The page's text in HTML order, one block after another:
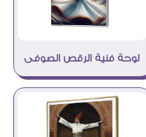
لوحة فنية الرقص الصوفى